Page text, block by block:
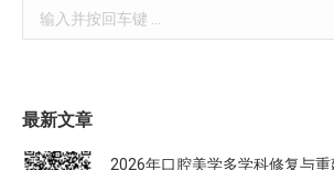
Search:
最新文章
2026年口腔美学多学科修复与